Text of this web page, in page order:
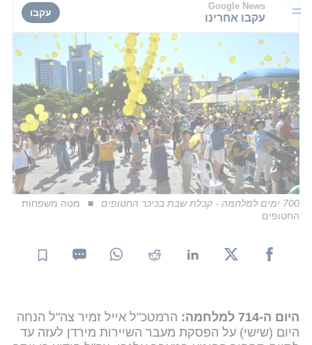
Google News
עקבו אחרינו עקבו
700 ימים למלחמה - קבלת שבת בכיכר החטופים
מטה משפחות
החטופים
היום ה-714 למלחמה:
הרמטכ"ל אייל זמיר צה"ל הנחה
היום (שישי) על הפסקת מעבר השיירות מירדן לעזה עד